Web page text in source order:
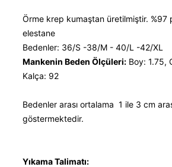
Örme krep kumaştan üretilmiştir. %97
elestane
Bedenler: 36/S -38/M - 40/L -42/XL
Mankenin Beden Ölçüleri: Boy: 1.75,
Kalça: 92
Bedenler arası ortalama 1 ile 3 cm
göstermektedir.
Yıkama Talimatı: